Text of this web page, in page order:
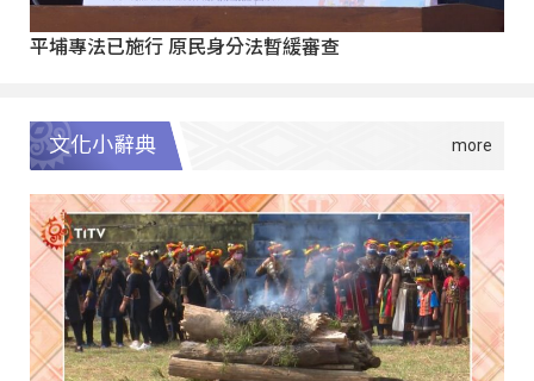
平埔專法已施行 原民身分法暫緩審查
文化小辭典